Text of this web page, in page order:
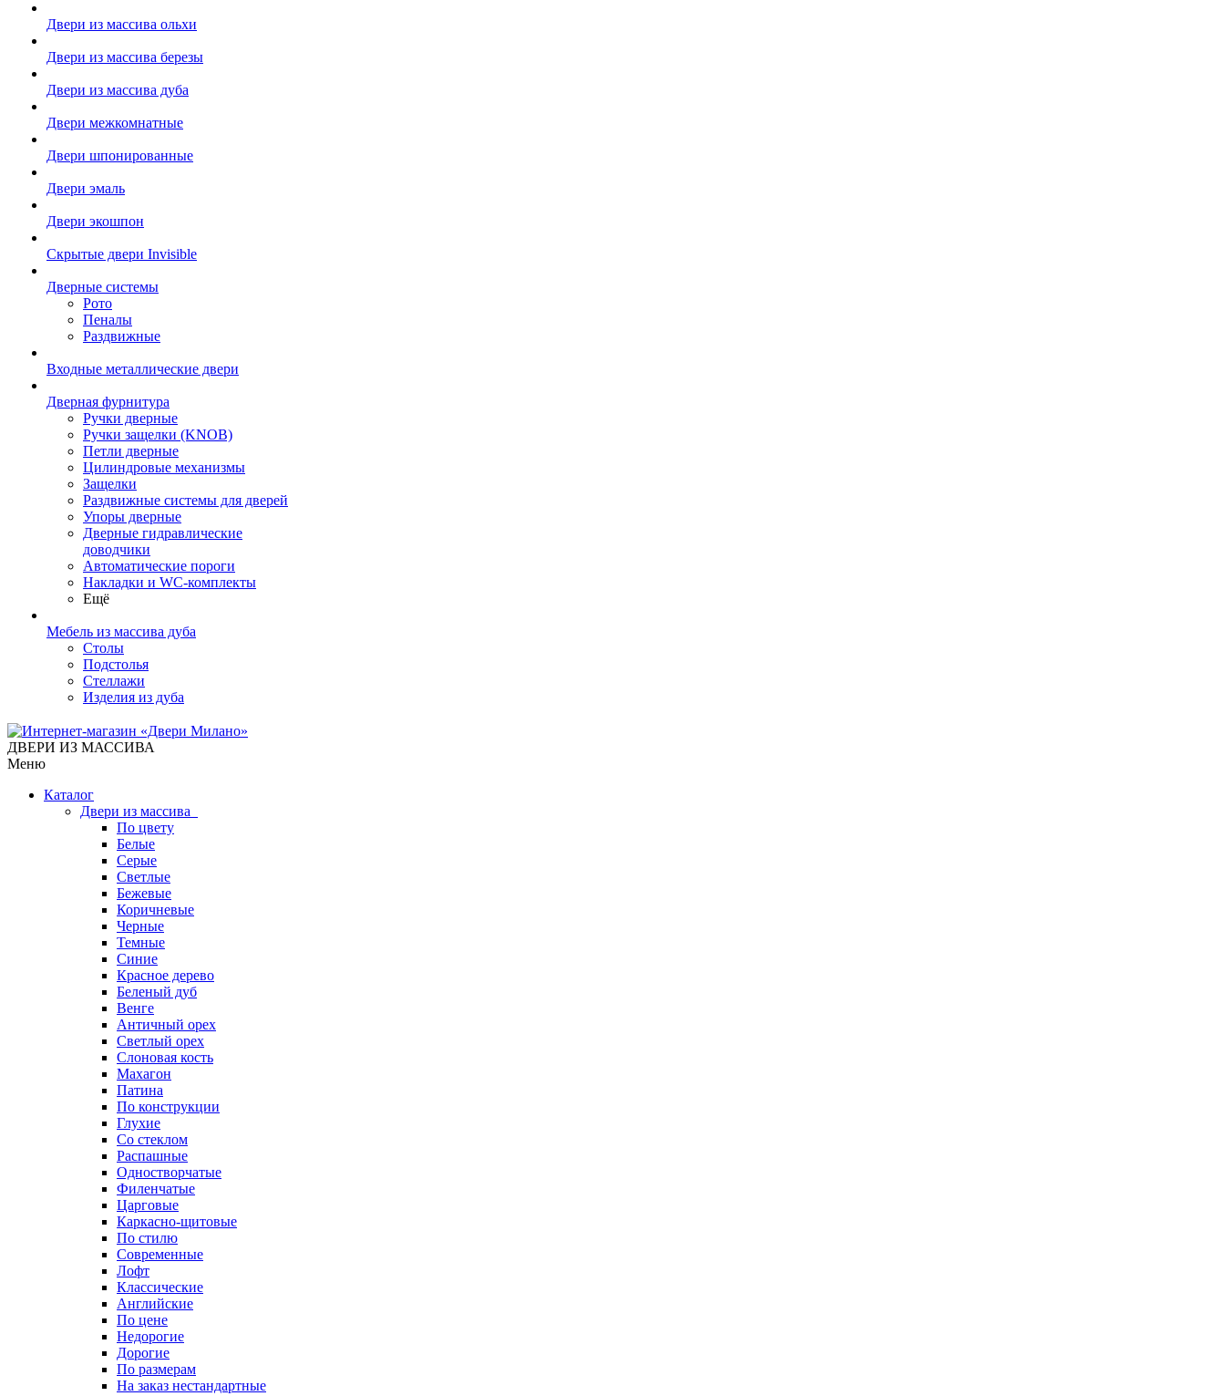
Двери из массива ольхи
Двери из массива березы
Двери из массива дуба
Двери межкомнатные
Двери шпонированные
Двери эмаль
Двери экошпон
Скрытые двери Invisible
Дверные системы
Рото
Пеналы
Раздвижные
Входные металлические двери
Дверная фурнитура
Ручки дверные
Ручки защелки (KNOB)
Петли дверные
Цилиндровые механизмы
Защелки
Раздвижные системы для дверей
Упоры дверные
Дверные гидравлические
доводчики
Автоматические пороги
Накладки и WC-комплекты
Ещё
Мебель из массива дуба
Столы
Подстолья
Стеллажи
Изделия из дуба
ДВЕРИ ИЗ МАССИВА
Меню
Каталог
Двери из массива
По цвету
Белые
Серые
Светлые
Бежевые
Коричневые
Черные
Темные
Синие
Красное дерево
Беленый дуб
Венге
Античный орех
Светлый орех
Слоновая кость
Махагон
Патина
По конструкции
Глухие
Со стеклом
Распашные
Одностворчатые
Филенчатые
Царговые
Каркасно-щитовые
По стилю
Современные
Лофт
Классические
Английские
По цене
Недорогие
Дорогие
По размерам
На заказ нестандартные